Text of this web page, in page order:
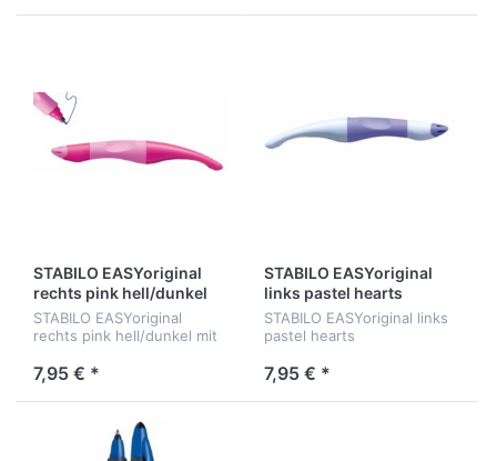
STABILO EASYoriginal
rechts pink hell/dunkel
STABILO EASYoriginal
rechts pink hell/dunkel mit
löschbar) + Namensschild
7,95 € *
STABILO EASYoriginal
links pastel hearts
STABILO EASYoriginal links
pastel hearts
Patronen medium (blau,
löschbar) + Colorkilla
7,95 € *